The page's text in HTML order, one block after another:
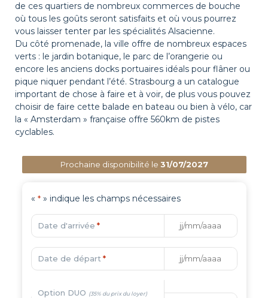
de ces quartiers de nombreux commerces de bouche
où tous les goûts seront satisfaits et où vous pourrez
vous laisser tenter par les spécialités Alsacienne.
Du côté promenade, la ville offre de nombreux espaces
verts : le jardin botanique, le parc de l’orangerie ou
encore les anciens docks portuaires idéals pour flâner ou
pique niquer pendant l’été. Strasbourg a un catalogue
important de chose à faire et à voir, de plus vous pouvez
choisir de faire cette balade en bateau ou bien à vélo, car
la « Amsterdam » française offre 560km de pistes
cyclables.
Prochaine disponibilité le 31/07/2027
« *» indique les champs nécessaires
Date d'arrivée *
Date de départ *
Option DUO